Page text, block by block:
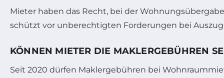
Mieter haben das Recht, bei der
schützt vor unberechtigten Forderungen bei
KÖNNEN MIETER DIE MAKLERGEBÜHREN
Seit 2020 dürfen Maklergebühren bei